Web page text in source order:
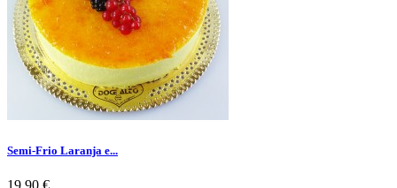
Semi-Frio Laranja e...
Preço
19,90 €